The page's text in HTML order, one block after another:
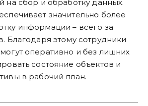
на сбор и обработку данных.
значительно более
информации – всего за
Благодаря этому сотрудники
оперативно и без лишних
состояние объектов и
в рабочий план.